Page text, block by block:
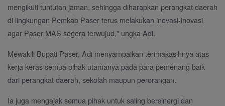
mengikuti tuntutan jaman, sehingga diharapkan perangkat daerah
di lingkungan Pemkab Paser terus melakukan inovasi-inovasi
agar Paser MAS segera terwujud," ungka Adi.
Mewakili Bupati Paser, Adi menyampaikan terimakasihnya atas
kerja keras semua pihak utamanya pada para pemenang baik
dari perangkat daerah, sekolah maupun perorangan.
Ia juga mengajak semua pihak untuk saling bersinergi dan